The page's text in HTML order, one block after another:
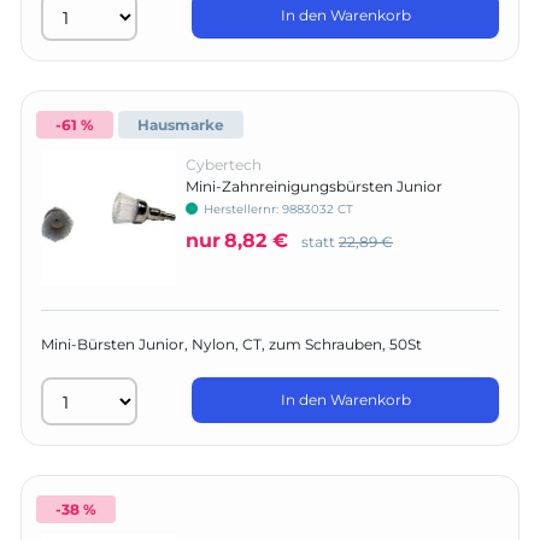
In den Warenkorb
-61 % Hausmarke
Cybertech
Mini-Zahnreinigungsbürsten Junior
Herstellernr: 9883032 CT
nur8,82 € statt 22,89 €
Mini-Bürsten Junior, Nylon, CT, zum Schrauben, 50St
In den Warenkorb
-38 %